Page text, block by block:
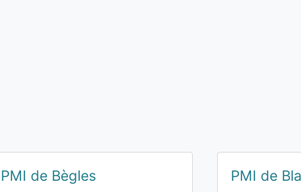
PMI de Bègles PMI de